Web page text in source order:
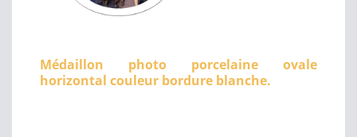
Médaillon photo porcelaine ovale
horizontal couleur bordure blanche.